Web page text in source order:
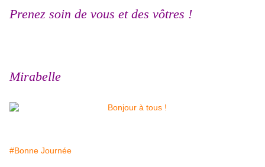
Prenez soin de vous et des vôtres !
Mirabelle
#Bonne Journée